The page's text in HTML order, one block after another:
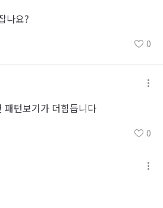
나요?
0
패턴보기가 더힘듭니다
0